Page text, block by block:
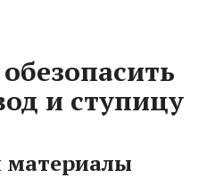
и ступицу